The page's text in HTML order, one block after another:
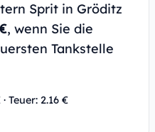
Sprit in Gröditz
, wenn Sie die
Tankstelle
Teuer: 2.16 €